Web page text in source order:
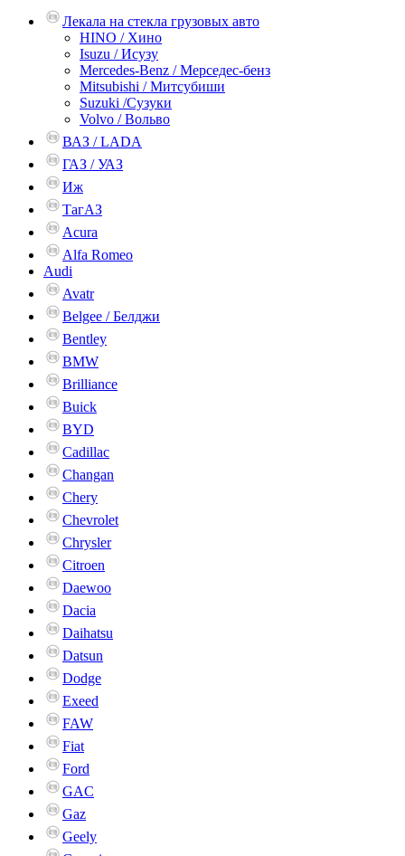
Лекала на стекла грузовых авто
HINO / Хино
Isuzu / Исузу
Mercedes-Benz / Мерседес-бенз
Mitsubishi / Митсубиши
Suzuki /Сузуки
Volvo / Вольво
ВАЗ / LADA
ГАЗ / УАЗ
Иж
ТагАЗ
Acura
Alfa Romeo
Audi
Avatr
Belgee / Белджи
Bentley
BMW
Brilliance
Buick
BYD
Cadillac
Changan
Chery
Chevrolet
Chrysler
Citroen
Daewoo
Dacia
Daihatsu
Datsun
Dodge
Exeed
FAW
Fiat
Ford
GAC
Gaz
Geely